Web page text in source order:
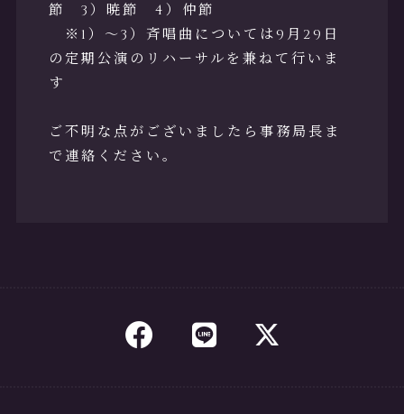
節 3）暁節 4）仲節
※1）～3）斉唱曲については9月29日
の定期公演のリハーサルを兼ねて行いま
す
ご不明な点がございましたら事務局長ま
で連絡ください。